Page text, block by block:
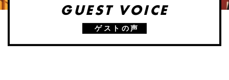
GUEST VOICE
ゲストの声